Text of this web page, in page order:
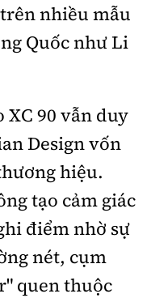
nhiều mẫu
Quốc như Li
XC 90 vẫn duy
Design vốn
hiệu.
tạo cảm giác
điểm nhờ sự
nét, cụm
quen thuộc